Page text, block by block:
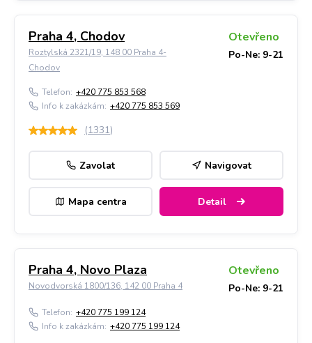
Praha 4, Chodov
Roztylská 2321/19, 148 00 Praha 4-
Chodov
Otevřeno
Po-Ne: 9-21
Telefon: +420 775 853 568
Info k zakázkám: +420 775 853 569
(1331)
Zavolat Navigovat
Mapa centra Detail
Praha 4, Novo Plaza
Novodvorská 1800/136, 142 00 Praha 4
Otevřeno
Po-Ne: 9-21
Telefon: +420 775 199 124
Info k zakázkám: +420 775 199 124